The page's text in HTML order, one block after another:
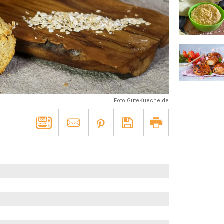
Foto GuteKueche.de